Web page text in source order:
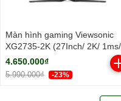
Màn hình gaming Viewsonic
XG2735-2K (27Inch/ 2K/ 1ms/
210Hz/ 400cd/m2/ IPS)
4.650.000₫
5.990.000₫ -23%